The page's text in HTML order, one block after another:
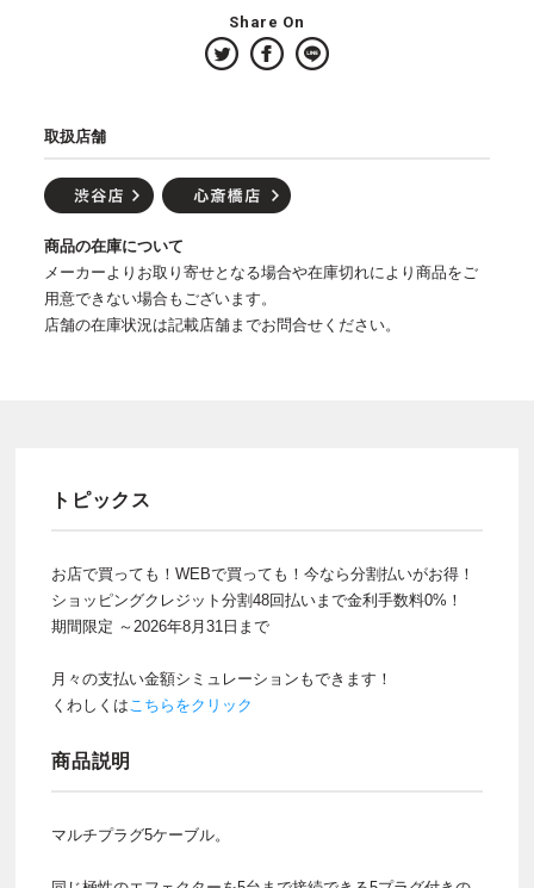
Share On
取扱店舗
商品の在庫について
メーカーよりお取り寄せとなる場合や在庫切れにより商品をご
用意できない場合もございます。
店舗の在庫状況は記載店舗までお問合せください。
トピックス
お店で買っても！WEBで買っても！今なら分割払いがお得！
ショッピングクレジット分割48回払いまで金利手数料0%！
期間限定 ～2026年8月31日まで
月々の支払い金額シミュレーションもできます！
くわしくはこちらをクリック
商品説明
マルチプラグ5ケーブル。